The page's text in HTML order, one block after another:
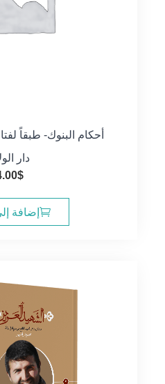
أحكام البنوك- طبقاً
دار
$
إضافة